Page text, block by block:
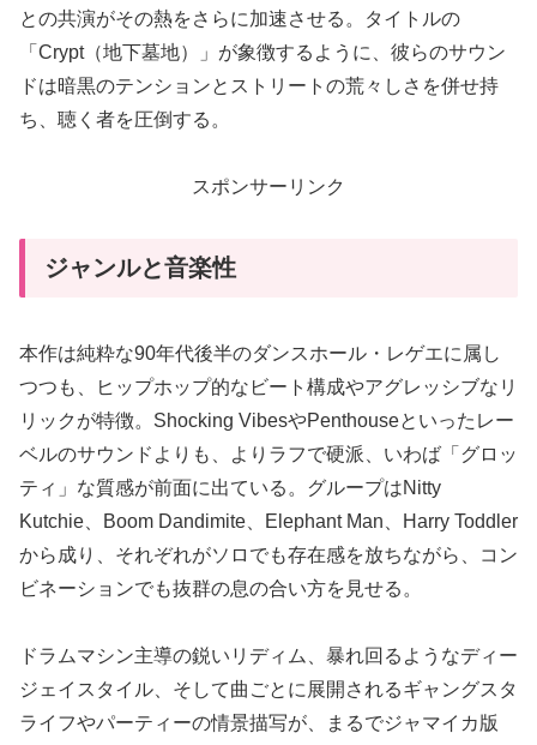
との共演がその熱をさらに加速させる。タイトルの
「Crypt（地下墓地）」が象徴するように、彼らのサウン
ドは暗黒のテンションとストリートの荒々しさを併せ持
ち、聴く者を圧倒する。
スポンサーリンク
ジャンルと音楽性
本作は純粋な90年代後半のダンスホール・レゲエに属し
つつも、ヒップホップ的なビート構成やアグレッシブなリ
リックが特徴。Shocking VibesやPenthouseといったレー
ベルのサウンドよりも、よりラフで硬派、いわば「グロッ
ティ」な質感が前面に出ている。グループはNitty
Kutchie、Boom Dandimite、Elephant Man、Harry Toddler
から成り、それぞれがソロでも存在感を放ちながら、コン
ビネーションでも抜群の息の合い方を見せる。
ドラムマシン主導の鋭いリディム、暴れ回るようなディー
ジェイスタイル、そして曲ごとに展開されるギャングスタ
ライフやパーティーの情景描写が、まるでジャマイカ版